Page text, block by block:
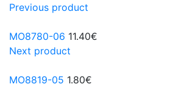
Previous product
MO8780-06 11.40€
Next product
MO8819-05 1.80€